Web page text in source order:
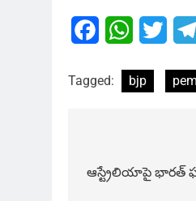
FacebookWhatsApp
Tagged: bjp
navigation
ఆస్ట్రేలియాపై భారత్